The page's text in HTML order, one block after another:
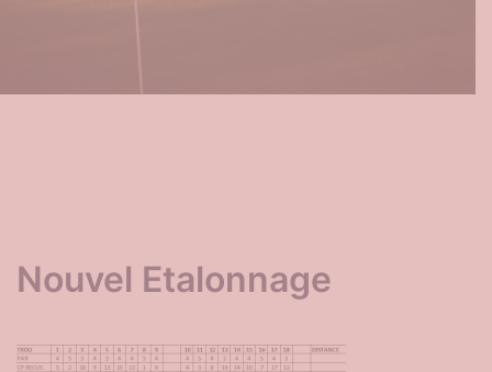
Nouvel Etalonnage